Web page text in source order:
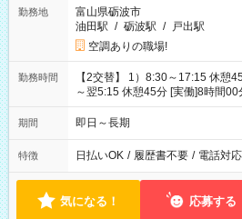
勤務地
富山県砺波市
油田駅 / 砺波駅 / 戸出駅
空調ありの職場!
勤務時間
【2交替】 1）8:30～17:15 休憩
～翌5:15 休憩45分 [実働]8時間
期間 即日～長期
特徴 日払いOK / 履歴書不要 / 電話対
気になる！ 応募する